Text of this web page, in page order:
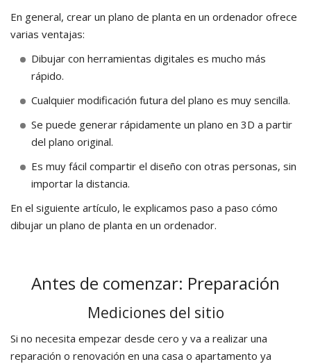
En general, crear un plano de planta en un ordenador ofrece
varias ventajas:
Dibujar con herramientas digitales es mucho más
rápido.
Cualquier modificación futura del plano es muy sencilla.
Se puede generar rápidamente un plano en 3D a partir
del plano original.
Es muy fácil compartir el diseño con otras personas, sin
importar la distancia.
En el siguiente artículo, le explicamos paso a paso cómo
dibujar un plano de planta en un ordenador.
Antes de comenzar: Preparación
Mediciones del sitio
Si no necesita empezar desde cero y va a realizar una
reparación o renovación en una casa o apartamento ya